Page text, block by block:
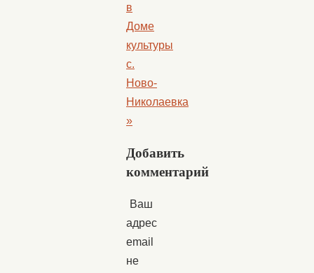
в
Доме
культуры
с.
Ново-
Николаевка
»
Добавить
комментарий
Ваш
адрес
email
не